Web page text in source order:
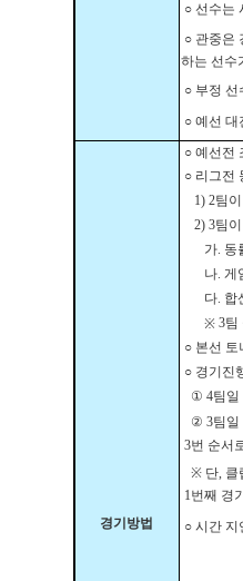
○ 선수는
○ 관중은
하는 선수
○ 부정 선
○ 예선 대
경기방법
○ 예선전
○ 리그전
1) 2팀
2) 3팀
가. 동
나. 게
다. 합
※ 3팀
○ 본선
○ 경기진
① 4팀
② 3팀
3번 순서
※ 단, 클
1번째 경
○ 시간 지